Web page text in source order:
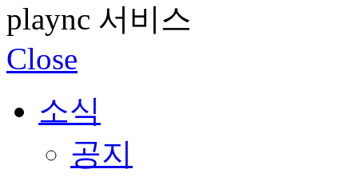
plaync 서비스
Close
소식
공지